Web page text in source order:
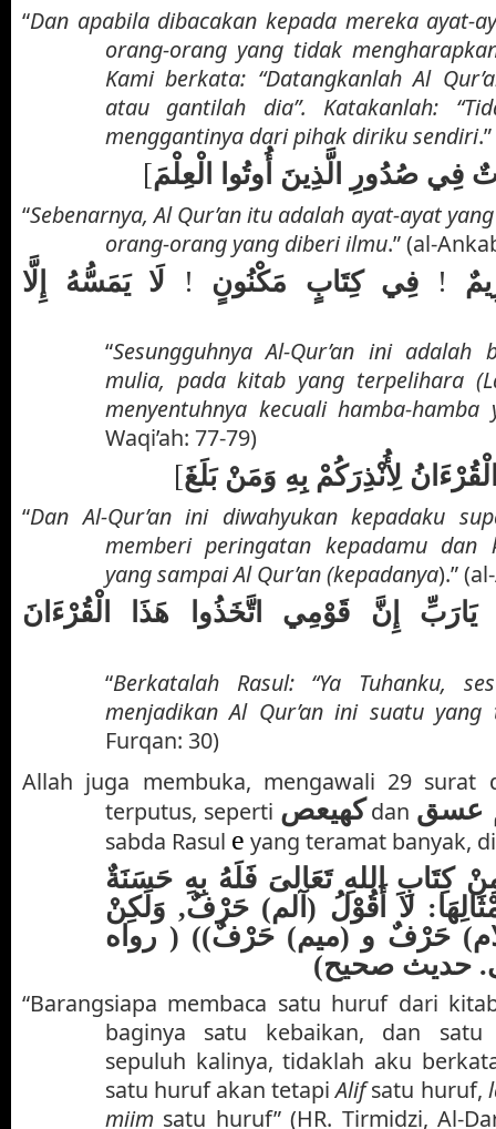
“Dan apabila dibacakan kepada mereka ayat-
orang-orang yang tidak
Kami berkata: “Datangkanlah Al
atau gantilah dia”. Katakanlah:
menggantinya dari pihak diriku sendiri
فِي صُدُورِ الَّذِينَ أُوتُوا الْعِلْمَ[
“Sebenarnya, Al Qur’an itu adalah ayat-ayat
orang-orang yang diberi ilmu.” (al-
! فِي كِتَابٍ مَكْنُونٍ ! لَا يَمَسُّهُ إِلَّا
“Sesungguhnya Al-Qur’an ini adalah
mulia, pada kitab yang terpelihara
menyentuhnya kecuali hamba-hamba
Waqi’ah: 77-79)
لِأُنْذِرَكُمْ بِهِ وَمَنْ بَلَغَ[
“Dan Al-Qur’an ini diwahyukan kepadaku
memberi peringatan kepadamu dan
yang sampai Al Qur’an (kepadanya).”
إِنَّ قَوْمِي اتَّخَذُوا هَذَا الْقُرْءَانَ
“Berkatalah Rasul: “Ya Tuhanku,
menjadikan Al Qur’an ini suatu yang
Furqan: 30)
Allah juga membuka, mengawali 29 surat
terputus, seperti كهيعصdan عسق
sabda Rasul e yang teramat banyak,
كِتَابِ اللهِ تَعَالىَ فَلَهُ بِهِ حَسَنَةٌ
لاَ أَقُوْلُ (آلم) حَرْفٌ, وَلَكِنْ
حَرْفٌ و (ميم) حَرْفٌ)) ( رواه
حديث صحيح)
“Barangsiapa membaca satu huruf dari
baginya satu kebaikan, dan satu
sepuluh kalinya, tidaklah aku
satu huruf akan tetapiAlifsatu huruf,
miim satu huruf” (HR. Tirmidzi, Al-